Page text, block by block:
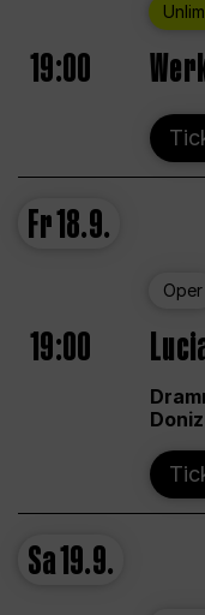
19:00
Fr18.9.
Oper
19:00
Sa19.9.